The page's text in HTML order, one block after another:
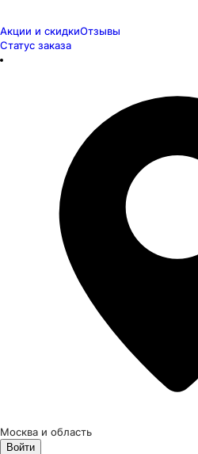
Акции и скидкиОтзывы
Статус заказа
Москва и область
Войти